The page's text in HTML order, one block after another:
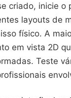
criado, inicie
layouts de
físico. A
em vista 2D
Teste